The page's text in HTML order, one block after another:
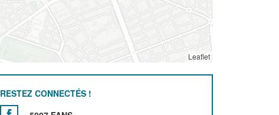
Leaflet
RESTEZ CONNECTÉS !